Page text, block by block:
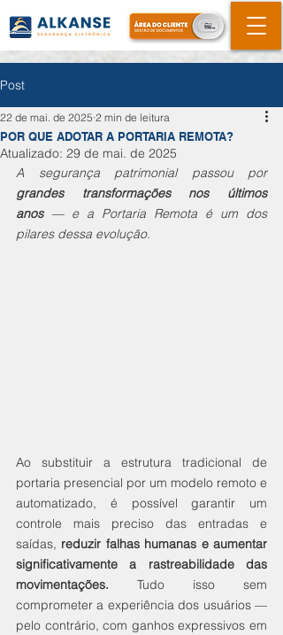
Post
POR QUE ADOTAR A PORTARIA REMOTA?
22 de mai. de 2025 2 min de leitura
Atualizado: 29 de mai. de 2025
A segurança patrimonial passou por
grandes transformações nos últimos
anos — e a Portaria Remota é um dos
pilares dessa evolução.
Ao substituir a estrutura tradicional de
portaria presencial por um modelo remoto e
automatizado, é possível garantir um
controle mais preciso das entradas e
saídas, reduzir falhas humanas e aumentar
significativamente a rastreabilidade das
movimentações. Tudo isso sem
comprometer a experiência dos usuários —
pelo contrário, com ganhos expressivos em